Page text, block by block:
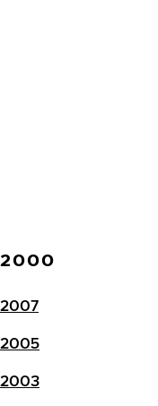
2000
2007
2005
2003